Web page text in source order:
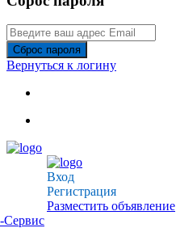
Сброс пароля
Вернуться к логину
Вход
Регистрация
Разместить объявление